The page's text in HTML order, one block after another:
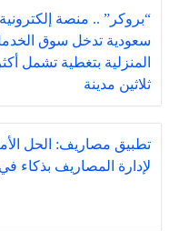
“بروكر” .. منصة إلكترونية
سعودية تدخل سوق
المنزلية بتغطية تشمل
ثلاثين مدينة
تطبيق مصاريف: الحل
لإدارة المصاريف بذكاء في 2026